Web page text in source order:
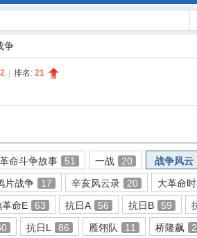
争
排名: 21
命斗争故事 51 一战 20
战争风云
片战争 17 辛亥风云录 20
大革命
革命E 63 抗日A 56 抗日B 59
抗日L 86 雁翎队 11 桥隆飙